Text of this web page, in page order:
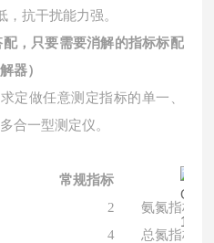
，抗干扰能力强。
配，只要需要消解的指标标配
器）
定做任意测定指标的单一、
合一型测定仪。
常规指标
2
氨氮指标
4
总氮指标（